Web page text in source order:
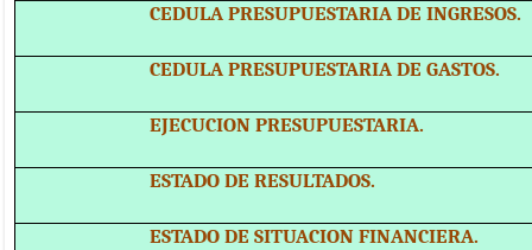
CEDULA PRESUPUESTARIA DE INGRESOS.
CEDULA PRESUPUESTARIA DE GASTOS.
EJECUCION PRESUPUESTARIA.
ESTADO DE RESULTADOS.
ESTADO DE SITUACION FINANCIERA.